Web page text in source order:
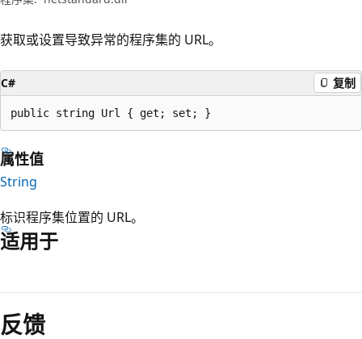
获取或设置导致异常的程序集的 URL。
C# 复制
public string Url { get; set; }
属性值
String
标识程序集位置的 URL。
适用于
读
模
反馈